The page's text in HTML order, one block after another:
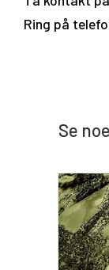
Ring på
Se